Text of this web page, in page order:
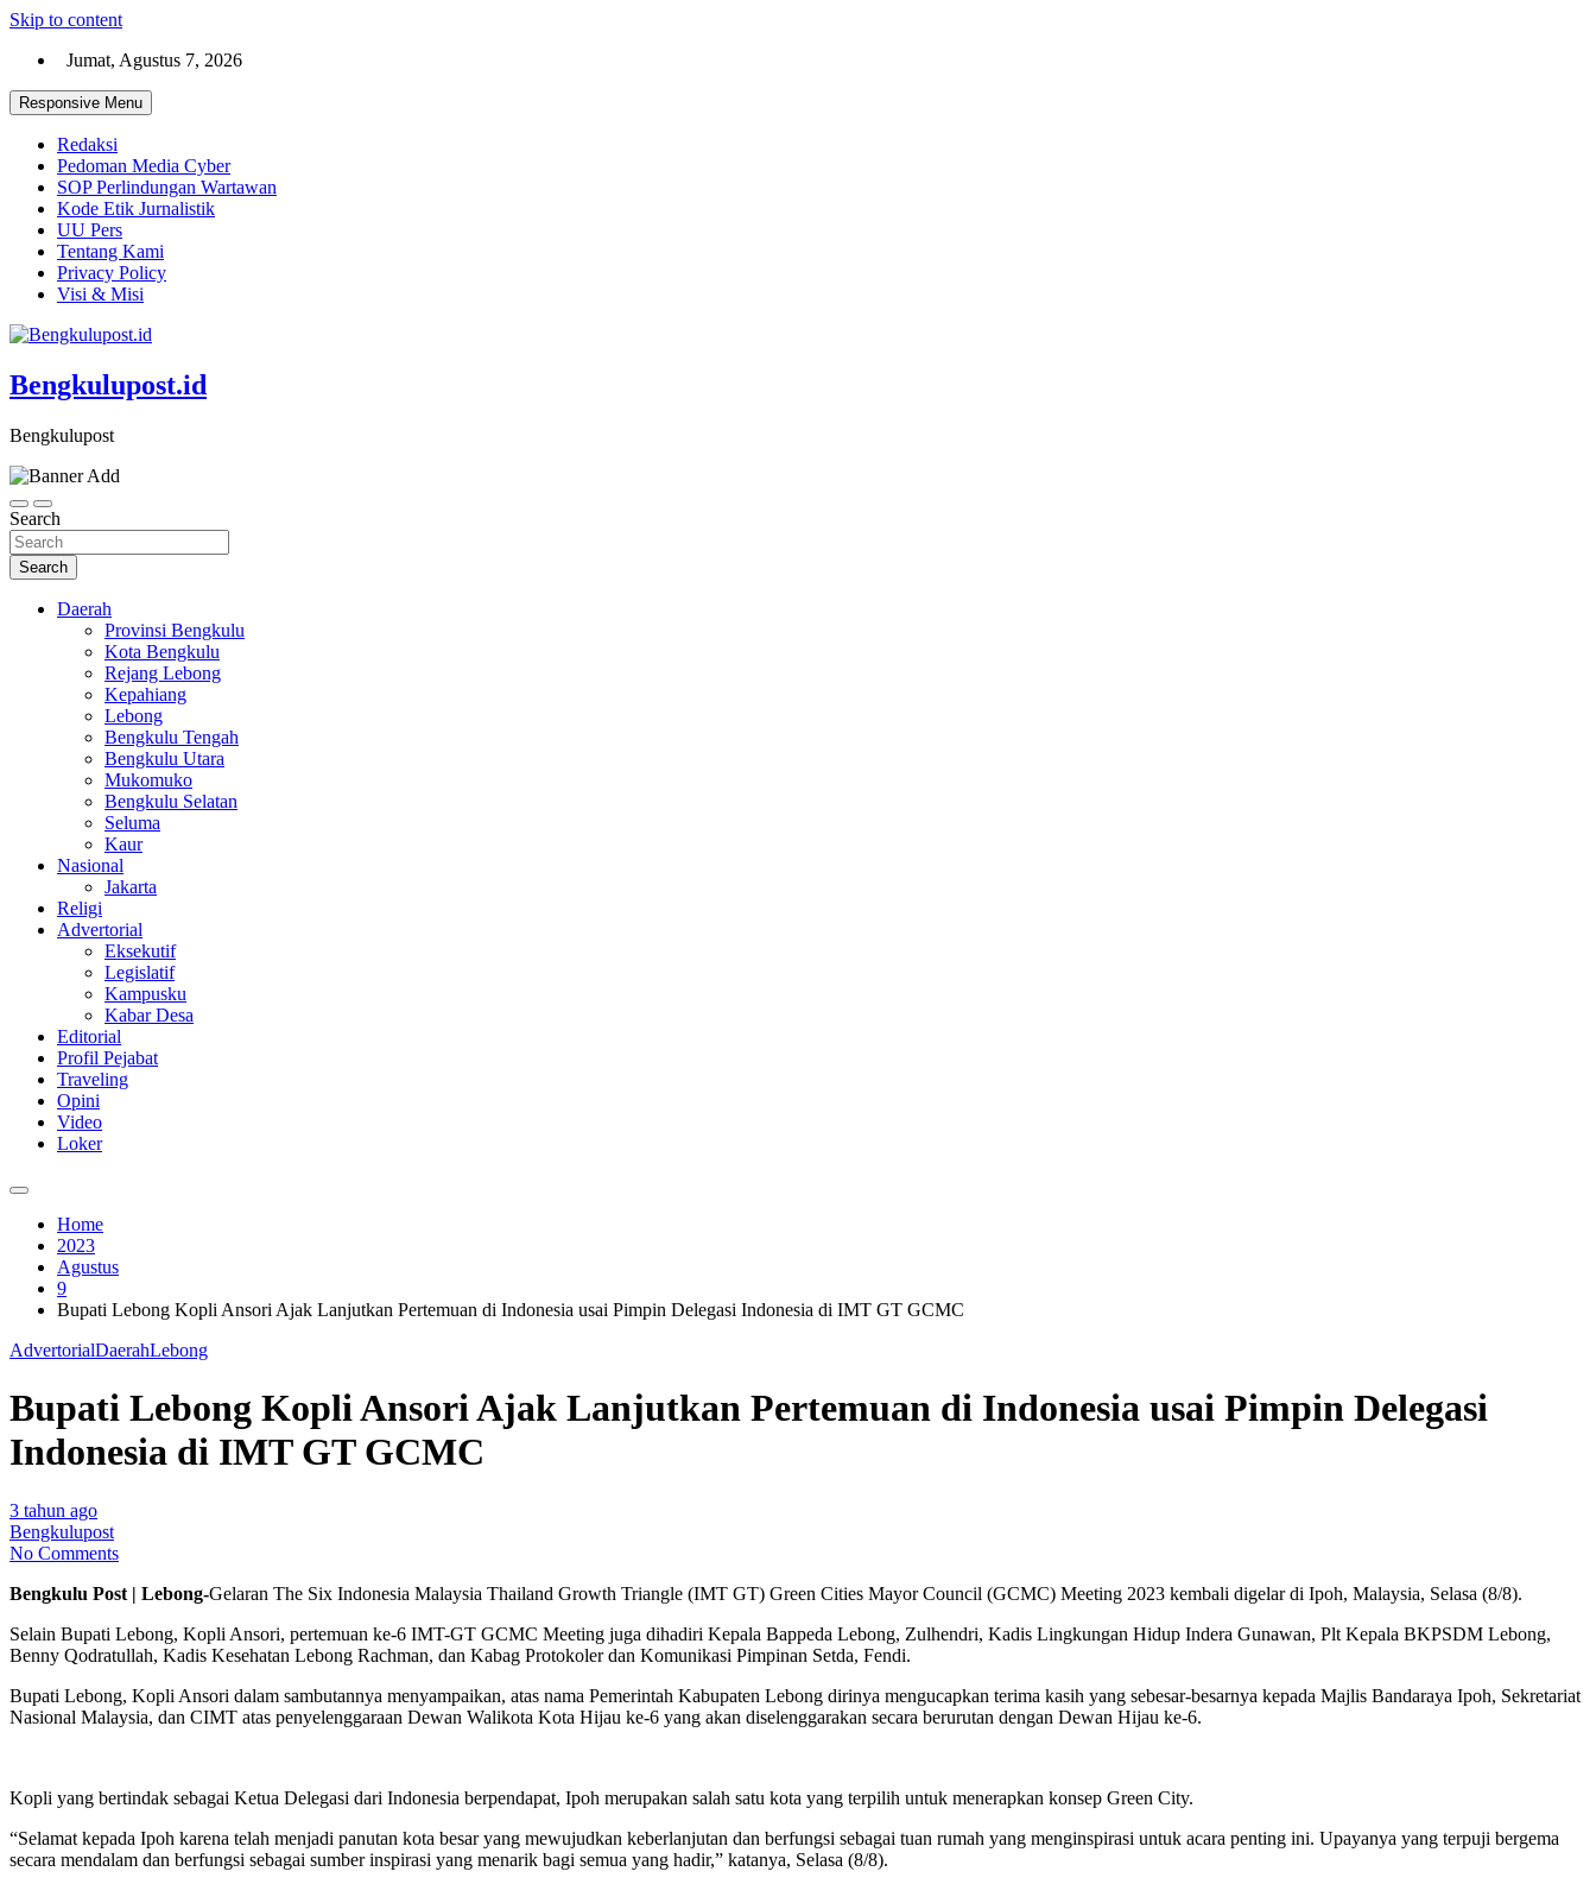
Skip to content
Jumat, Agustus 7, 2026
Responsive Menu
Redaksi
Pedoman Media Cyber
SOP Perlindungan Wartawan
Kode Etik Jurnalistik
UU Pers
Tentang Kami
Privacy Policy
Visi & Misi
Bengkulupost.id
Bengkulupost
Search
Search
Daerah
Provinsi Bengkulu
Kota Bengkulu
Rejang Lebong
Kepahiang
Lebong
Bengkulu Tengah
Bengkulu Utara
Mukomuko
Bengkulu Selatan
Seluma
Kaur
Nasional
Jakarta
Religi
Advertorial
Eksekutif
Legislatif
Kampusku
Kabar Desa
Editorial
Profil Pejabat
Traveling
Opini
Video
Loker
Home
2023
Agustus
9
Bupati Lebong Kopli Ansori Ajak Lanjutkan Pertemuan di Indonesia usai Pimpin Delegasi Indonesia di IMT GT GCMC
AdvertorialDaerahLebong
Bupati Lebong Kopli Ansori Ajak Lanjutkan Pertemuan di Indonesia usai Pimpin Delegasi
Indonesia di IMT GT GCMC
3 tahun ago
Bengkulupost
No Comments
Bengkulu Post | Lebong-Gelaran The Six Indonesia Malaysia Thailand Growth Triangle (IMT GT) Green Cities Mayor Council (GCMC) Meeting 2023 kembali digelar di Ipoh, Malaysia, Selasa (8/8).
Selain Bupati Lebong, Kopli Ansori, pertemuan ke-6 IMT-GT GCMC Meeting juga dihadiri Kepala Bappeda Lebong, Zulhendri, Kadis Lingkungan Hidup Indera Gunawan, Plt Kepala BKPSDM Lebong,
Benny Qodratullah, Kadis Kesehatan Lebong Rachman, dan Kabag Protokoler dan Komunikasi Pimpinan Setda, Fendi.
Bupati Lebong, Kopli Ansori dalam sambutannya menyampaikan, atas nama Pemerintah Kabupaten Lebong dirinya mengucapkan terima kasih yang sebesar-besarnya kepada Majlis Bandaraya Ipoh, Sekretariat
Nasional Malaysia, dan CIMT atas penyelenggaraan Dewan Walikota Kota Hijau ke-6 yang akan diselenggarakan secara berurutan dengan Dewan Hijau ke-6.
Kopli yang bertindak sebagai Ketua Delegasi dari Indonesia berpendapat, Ipoh merupakan salah satu kota yang terpilih untuk menerapkan konsep Green City.
“Selamat kepada Ipoh karena telah menjadi panutan kota besar yang mewujudkan keberlanjutan dan berfungsi sebagai tuan rumah yang menginspirasi untuk acara penting ini. Upayanya yang terpuji bergema
secara mendalam dan berfungsi sebagai sumber inspirasi yang menarik bagi semua yang hadir,” katanya, Selasa (8/8).